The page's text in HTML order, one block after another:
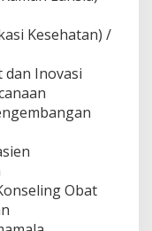
Kesehatan) /
dan Inovasi
Obat